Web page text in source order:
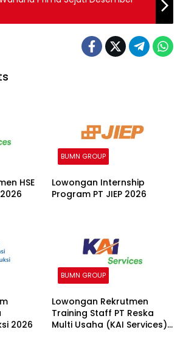
HSE
BUMN GROUP
Lowongan Internship
Program PT JIEP 2026
2026
BUMN GROUP
Lowongan Rekrutmen
Training Staff PT Reska
Multi Usaha (KAI Services)